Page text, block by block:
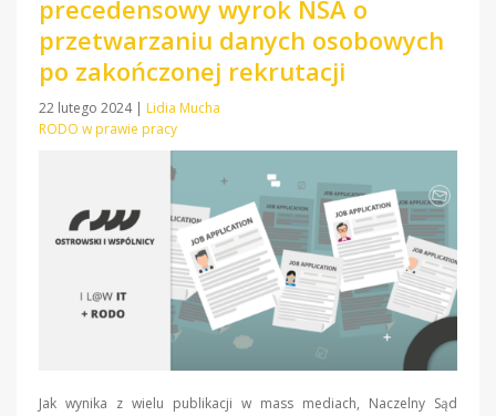
precedensowy wyrok NSA o
przetwarzaniu danych osobowych
po zakończonej rekrutacji
22 lutego 2024 | Lidia Mucha
RODO w prawie pracy
Jak wynika z wielu publikacji w mass mediach, Naczelny Sąd